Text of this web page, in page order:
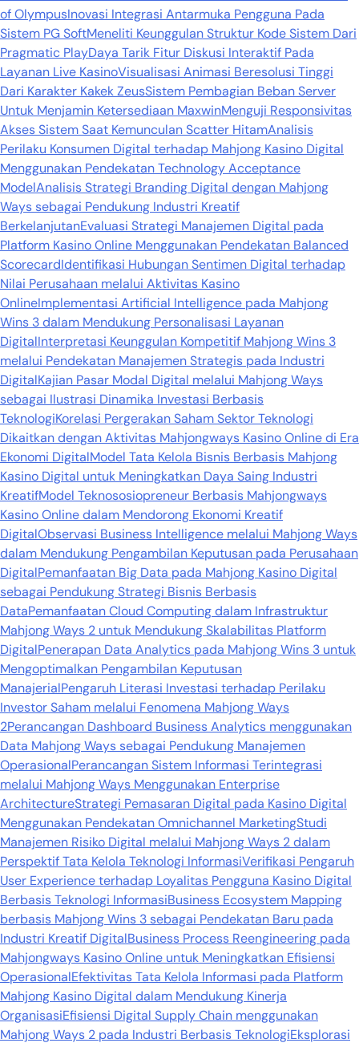
of OlympusInovasi Integrasi Antarmuka Pengguna Pada
Sistem PG SoftMeneliti Keunggulan Struktur Kode Sistem Dari
Pragmatic PlayDaya Tarik Fitur Diskusi Interaktif Pada
Layanan Live KasinoVisualisasi Animasi Beresolusi Tinggi
Dari Karakter Kakek ZeusSistem Pembagian Beban Server
Untuk Menjamin Ketersediaan MaxwinMenguji Responsivitas
Akses Sistem Saat Kemunculan Scatter HitamAnalisis
Perilaku Konsumen Digital terhadap Mahjong Kasino Digital
Menggunakan Pendekatan Technology Acceptance
ModelAnalisis Strategi Branding Digital dengan Mahjong
Ways sebagai Pendukung Industri Kreatif
BerkelanjutanEvaluasi Strategi Manajemen Digital pada
Platform Kasino Online Menggunakan Pendekatan Balanced
ScorecardIdentifikasi Hubungan Sentimen Digital terhadap
Nilai Perusahaan melalui Aktivitas Kasino
OnlineImplementasi Artificial Intelligence pada Mahjong
Wins 3 dalam Mendukung Personalisasi Layanan
DigitalInterpretasi Keunggulan Kompetitif Mahjong Wins 3
melalui Pendekatan Manajemen Strategis pada Industri
DigitalKajian Pasar Modal Digital melalui Mahjong Ways
sebagai Ilustrasi Dinamika Investasi Berbasis
TeknologiKorelasi Pergerakan Saham Sektor Teknologi
Dikaitkan dengan Aktivitas Mahjongways Kasino Online di Era
Ekonomi DigitalModel Tata Kelola Bisnis Berbasis Mahjong
Kasino Digital untuk Meningkatkan Daya Saing Industri
KreatifModel Teknososiopreneur Berbasis Mahjongways
Kasino Online dalam Mendorong Ekonomi Kreatif
DigitalObservasi Business Intelligence melalui Mahjong Ways
dalam Mendukung Pengambilan Keputusan pada Perusahaan
DigitalPemanfaatan Big Data pada Mahjong Kasino Digital
sebagai Pendukung Strategi Bisnis Berbasis
DataPemanfaatan Cloud Computing dalam Infrastruktur
Mahjong Ways 2 untuk Mendukung Skalabilitas Platform
DigitalPenerapan Data Analytics pada Mahjong Wins 3 untuk
Mengoptimalkan Pengambilan Keputusan
ManajerialPengaruh Literasi Investasi terhadap Perilaku
Investor Saham melalui Fenomena Mahjong Ways
2Perancangan Dashboard Business Analytics menggunakan
Data Mahjong Ways sebagai Pendukung Manajemen
OperasionalPerancangan Sistem Informasi Terintegrasi
melalui Mahjong Ways Menggunakan Enterprise
ArchitectureStrategi Pemasaran Digital pada Kasino Digital
Menggunakan Pendekatan Omnichannel MarketingStudi
Manajemen Risiko Digital melalui Mahjong Ways 2 dalam
Perspektif Tata Kelola Teknologi InformasiVerifikasi Pengaruh
User Experience terhadap Loyalitas Pengguna Kasino Digital
Berbasis Teknologi InformasiBusiness Ecosystem Mapping
berbasis Mahjong Wins 3 sebagai Pendekatan Baru pada
Industri Kreatif DigitalBusiness Process Reengineering pada
Mahjongways Kasino Online untuk Meningkatkan Efisiensi
OperasionalEfektivitas Tata Kelola Informasi pada Platform
Mahjong Kasino Digital dalam Mendukung Kinerja
OrganisasiEfisiensi Digital Supply Chain menggunakan
Mahjong Ways 2 pada Industri Berbasis TeknologiEksplorasi